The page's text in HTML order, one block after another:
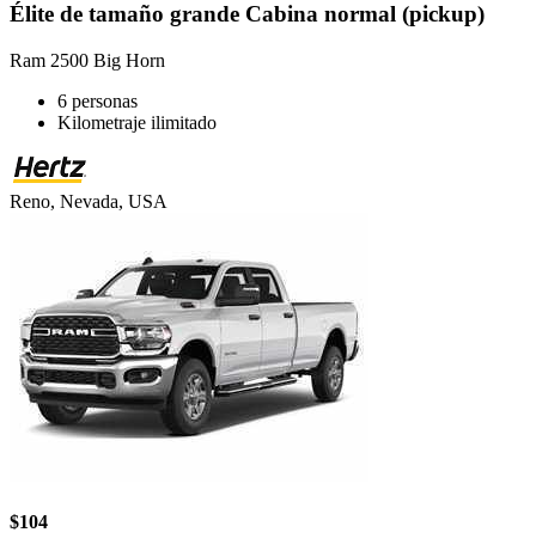
Élite de tamaño grande Cabina normal (pickup)
Ram 2500 Big Horn
6 personas
Kilometraje ilimitado
Reno, Nevada, USA
$104